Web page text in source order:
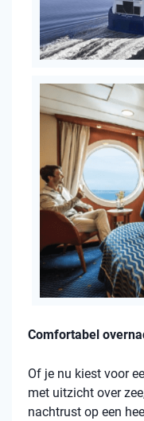
Comfortabel
Of je nu kiest voor
met uitzicht over
nachtrust op een